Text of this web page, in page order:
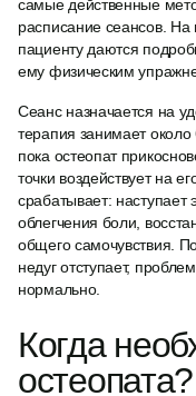
самые действенные
расписание сеансов. На
пациенту даются
ему физическим
Сеанс назначается на
терапия занимает
пока остеопат
точки воздействует на
срабатывает:
облегчения боли,
общего самочувствия.
недуг отступает,
нормально.
Когда
остеопата?